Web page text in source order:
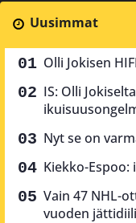
Uusimmat
Olli Jokisen
IS: Olli
Nyt se on
Kiekko-
Vain 47 NHL-
vuoden